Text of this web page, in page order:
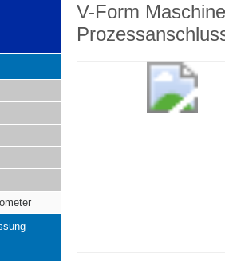
V-Form